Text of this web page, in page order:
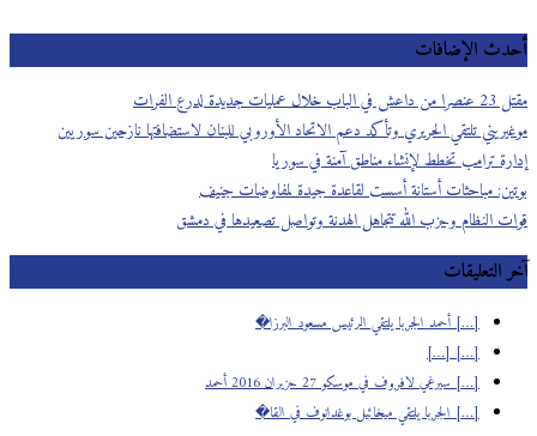
أحدث الإضافات
مقتل 23 عنصرا من داعش في الباب خلال عمليات جديدة لدرع الفرات
موغيريني تلتقي الحريري وتأكد دعم الاتحاد الأوروبي للبنان لاستضافتها نازحين سوريين
إدارة ترامب تخطط لإنشاء مناطق آمنة في سوريا
بوتين: مباحثات أستانة أسست لقاعدة جيدة لمفاوضات جنيف
قوات النظام وحزب الله تتجاهل الهدنة وتواصل تصعيدها في دمشق
آخر التعليقات
[…] أحمد الجربا يلتقي الرئيس مسعود البرزا�
[…] […]
[…] سيرغي لافروف في موسكو 27 حزيران 2016 أحمد
[…] الجربا يلتقي ميخائيل بوغدانوف في القا�